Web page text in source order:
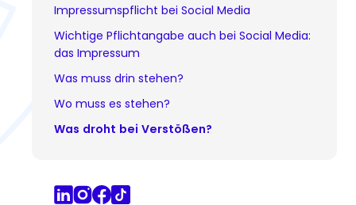
Impressumspflicht bei Social Media
Wichtige Pflichtangabe auch bei Social Media:
das Impressum
Was muss drin stehen?
Wo muss es stehen?
Was droht bei Verstößen?